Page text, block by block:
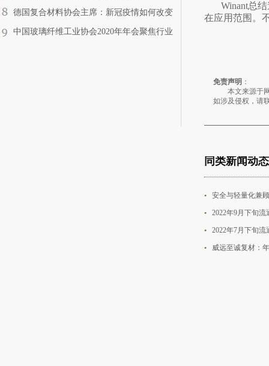
Winant总
在应用范围。
德国复合材料协会主席：新冠疫情如何改变
复合材料工业
中国玻璃纤维工业协会2020年年会聚焦行业
免责声明 ：
本文来源于网
如涉及侵权，请
同类新闻动态
安全与轻量化兼
2022年9月下旬
2022年7月下旬
威远至诚复材：